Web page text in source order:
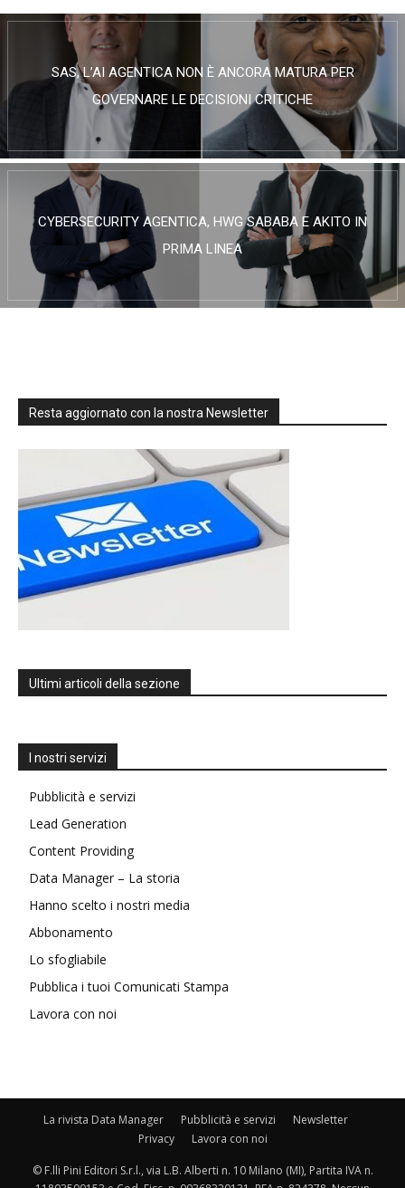
SAS, L’AI AGENTICA NON È ANCORA MATURA PER
GOVERNARE LE DECISIONI CRITICHE
CYBERSECURITY AGENTICA, HWG SABABA E AKITO IN
PRIMA LINEA
Resta aggiornato con la nostra Newsletter
Ultimi articoli della sezione
I nostri servizi
Pubblicità e servizi
Lead Generation
Content Providing
Data Manager – La storia
Hanno scelto i nostri media
Abbonamento
Lo sfogliabile
Pubblica i tuoi Comunicati Stampa
Lavora con noi
La rivista Data Manager Pubblicità e servizi
Newsletter
Privacy
Lavora con noi
© F.lli Pini Editori S.r.l., via L.B. Alberti n. 10 Milano (MI), Partita IVA n.